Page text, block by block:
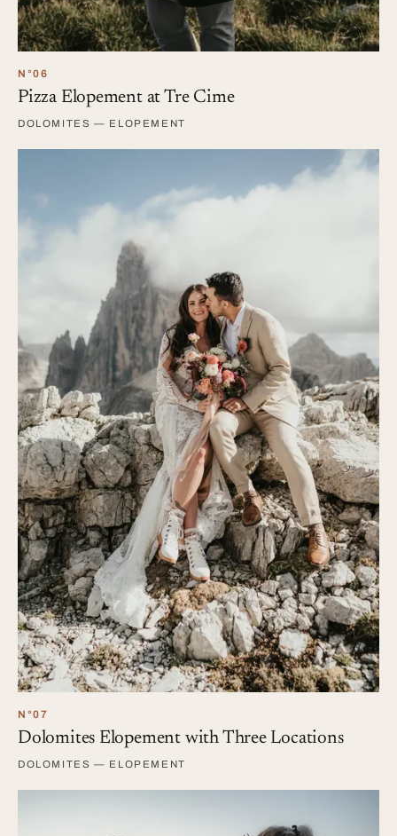
N°06
Pizza Elopement at Tre Cime
DOLOMITES — ELOPEMENT
N°07
Dolomites Elopement with Three Locations
DOLOMITES — ELOPEMENT